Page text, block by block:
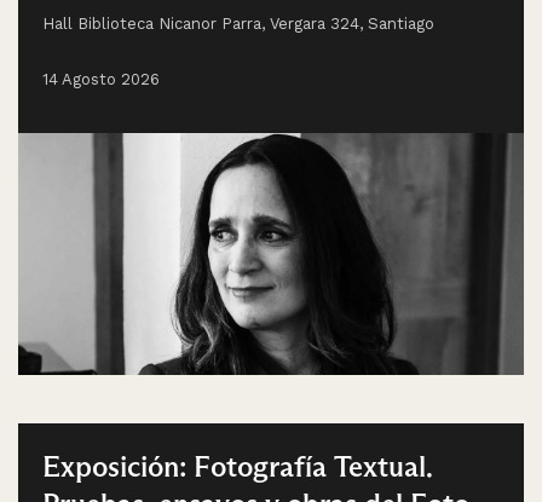
Hall Biblioteca Nicanor Parra, Vergara 324, Santiago
14 Agosto 2026
Exposición: Fotografía Textual.